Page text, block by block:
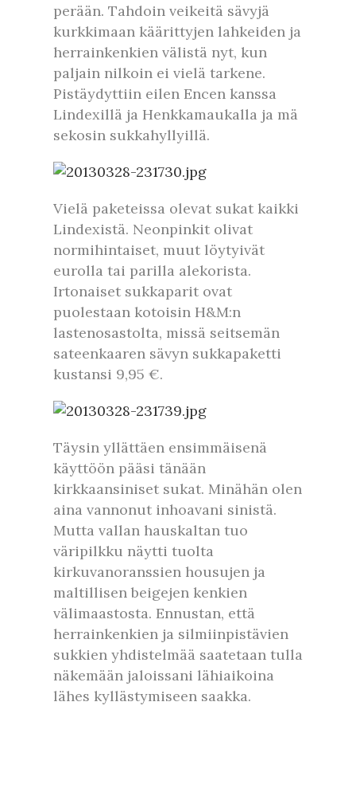
perään. Tahdoin veikeitä sävyjä
kurkkimaan käärittyjen lahkeiden ja
herrainkenkien välistä nyt, kun
paljain nilkoin ei vielä tarkene.
Pistäydyttiin eilen Encen kanssa
Lindexillä ja Henkkamaukalla ja mä
sekosin sukkahyllyillä.
Vielä paketeissa olevat sukat kaikki
Lindexistä. Neonpinkit olivat
normihintaiset, muut löytyivät
eurolla tai parilla alekorista.
Irtonaiset sukkaparit ovat
puolestaan kotoisin H&M:n
lastenosastolta, missä seitsemän
sateenkaaren sävyn sukkapaketti
kustansi 9,95 €.
Täysin yllättäen ensimmäisenä
käyttöön pääsi tänään
kirkkaansiniset sukat. Minähän olen
aina vannonut inhoavani sinistä.
Mutta vallan hauskaltan tuo
väripilkku näytti tuolta
kirkuvanoranssien housujen ja
maltillisen beigejen kenkien
välimaastosta. Ennustan, että
herrainkenkien ja silmiinpistävien
sukkien yhdistelmää saatetaan tulla
näkemään jaloissani lähiaikoina
lähes kyllästymiseen saakka.